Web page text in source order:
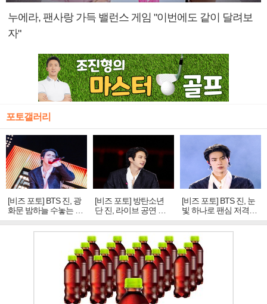
누에라, 팬사랑 가득 밸런스 게임 "이번에도 같이 달려보
자"
포토갤러리
[비즈 포토] BTS 진, 광
화문 밤하늘 수놓는 '비
주얼 킹'의 열창
[비즈 포토] 방탄소년
단 진, 라이브 공연 중
빛나는 독보적 아우라
[비즈 포토] BTS 진, 눈
빛 하나로 팬심 저격…
독보적 카리스마